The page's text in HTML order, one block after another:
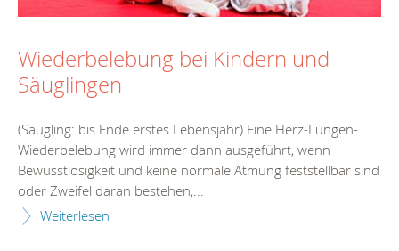
Wiederbelebung bei Kindern und
Säuglingen
(Säugling: bis Ende erstes Lebensjahr) Eine Herz-Lungen-
Wiederbelebung wird immer dann ausgeführt, wenn
Bewusstlosigkeit und keine normale Atmung feststellbar sind
oder Zweifel daran bestehen,...
Weiterlesen